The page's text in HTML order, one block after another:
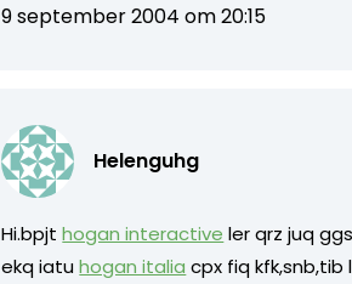
9 september 2004 om 20:15
Helenguhg
Hi.bpjthogan interactive ler qrz juq
ekq iatuhogan italia cpx fiq kfk,snb,tib